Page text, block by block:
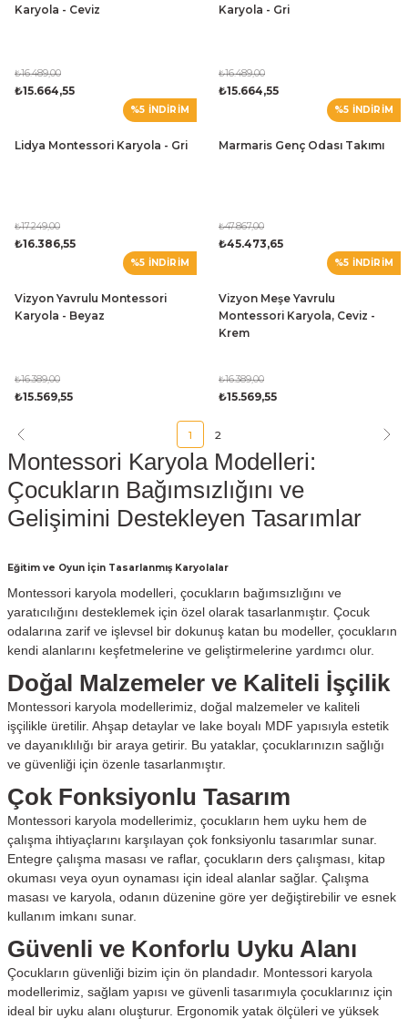
Karyola - Ceviz
₺16.489,00
₺15.664,55
Karyola - Gri
₺16.489,00
₺15.664,55
%5 İNDİRİM
Lidya Montessori Karyola - Gri
₺17.249,00
₺16.386,55
%5 İNDİRİM
Marmaris Genç Odası Takımı
₺47.867,00
₺45.473,65
%5 İNDİRİM
Vizyon Yavrulu Montessori
Karyola - Beyaz
₺16.389,00
₺15.569,55
%5 İNDİRİM
Vizyon Meşe Yavrulu
Montessori Karyola, Ceviz -
Krem
₺16.389,00
₺15.569,55
1 2
Montessori Karyola Modelleri:
Çocukların Bağımsızlığını ve
Gelişimini Destekleyen Tasarımlar
Eğitim ve Oyun İçin Tasarlanmış Karyolalar
Montessori karyola modelleri, çocukların bağımsızlığını ve
yaratıcılığını desteklemek için özel olarak tasarlanmıştır. Çocuk
odalarına zarif ve işlevsel bir dokunuş katan bu modeller, çocukların
kendi alanlarını keşfetmelerine ve geliştirmelerine yardımcı olur.
Doğal Malzemeler ve Kaliteli İşçilik
Montessori karyola modellerimiz, doğal malzemeler ve kaliteli
işçilikle üretilir. Ahşap detaylar ve lake boyalı MDF yapısıyla estetik
ve dayanıklılığı bir araya getirir. Bu yataklar, çocuklarınızın sağlığı
ve güvenliği için özenle tasarlanmıştır.
Çok Fonksiyonlu Tasarım
Montessori karyola modellerimiz, çocukların hem uyku hem de
çalışma ihtiyaçlarını karşılayan çok fonksiyonlu tasarımlar sunar.
Entegre çalışma masası ve raflar, çocukların ders çalışması, kitap
okuması veya oyun oynaması için ideal alanlar sağlar. Çalışma
masası ve karyola, odanın düzenine göre yer değiştirebilir ve esnek
kullanım imkanı sunar.
Güvenli ve Konforlu Uyku Alanı
Çocukların güvenliği bizim için ön plandadır. Montessori karyola
modellerimiz, sağlam yapısı ve güvenli tasarımıyla çocuklarınız için
ideal bir uyku alanı oluşturur. Ergonomik yatak ölçüleri ve yüksek